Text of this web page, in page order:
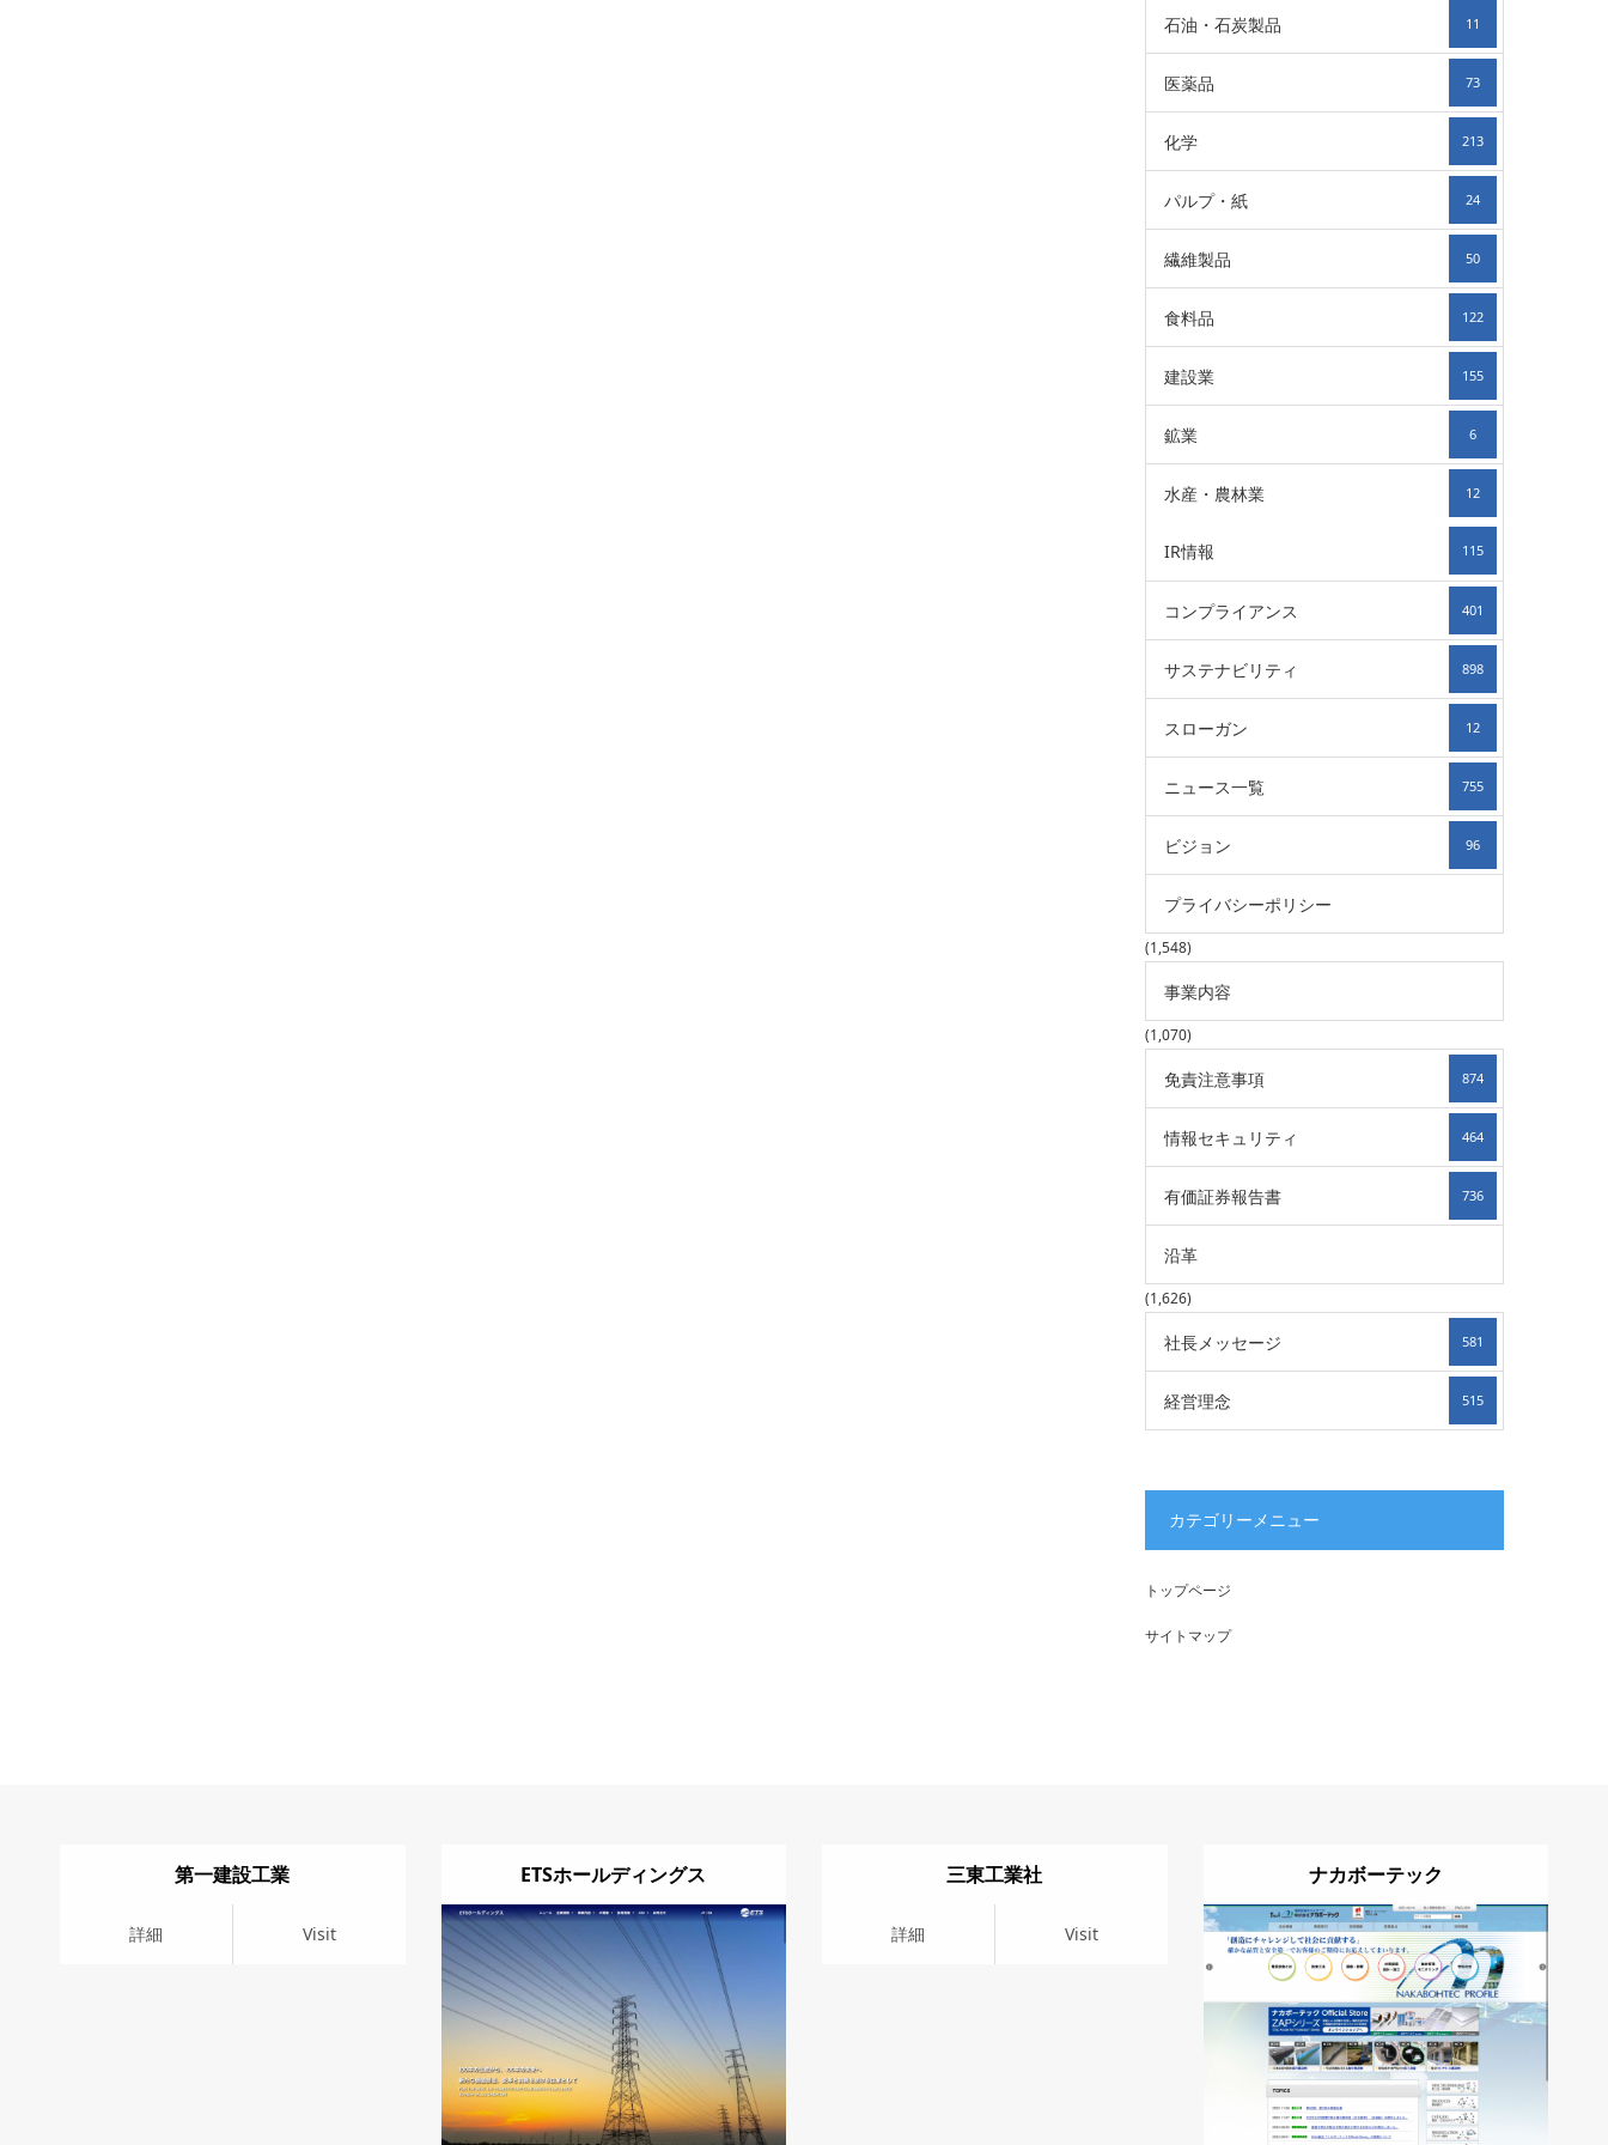
石油・石炭製品 11
医薬品 73
化学 213
パルプ・紙 24
繊維製品 50
食料品 122
建設業 155
鉱業 6
水産・農林業 12
IR情報 115
コンプライアンス 401
サステナビリティ 898
スローガン 12
ニュース一覧 755
ビジョン 96
プライバシーポリシー
(1,548)
事業内容
(1,070)
免責注意事項 874
情報セキュリティ 464
有価証券報告書 736
沿革
(1,626)
社長メッセージ 581
経営理念 515
カテゴリーメニュー
トップページ
サイトマップ
第一建設工業
詳細 Visit
ETSホールディングス
Visit
三東工業社
詳細 Visit
ナカボーテック
Visit